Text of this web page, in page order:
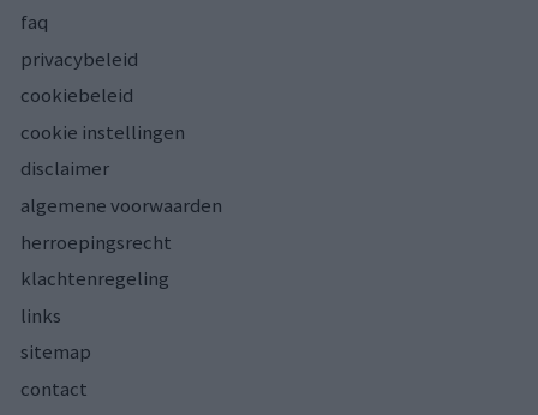
faq
privacybeleid
cookiebeleid
cookie instellingen
disclaimer
algemene voorwaarden
herroepingsrecht
klachtenregeling
links
sitemap
contact